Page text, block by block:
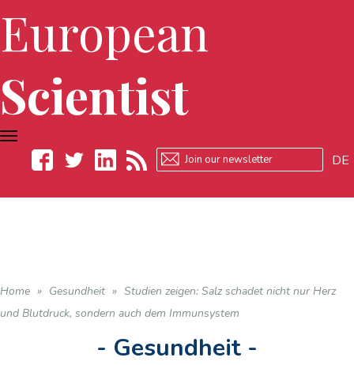
European
Scientist
DE
TOGGLE
NAVIGATION
Home » Gesundheit » Studien zeigen: Salz schadet nicht nur Herz
und Blutdruck, sondern auch dem Immunsystem
- Gesundheit -